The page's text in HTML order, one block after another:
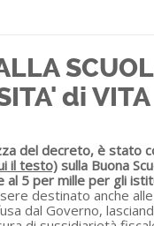
di VITA
del decreto, è stato
il testo) sulla Buona
al 5 per mille per gli
destinato anche
dal Governo,